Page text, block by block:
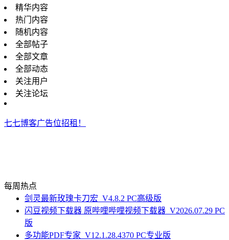
精华内容
热门内容
随机内容
全部帖子
全部文章
全部动态
关注用户
关注论坛
七七博客广告位招租！
每周热点
剑灵最新玫瑰卡刀宏_V4.8.2 PC高级版
闪豆视频下载器 原哔哩哔哩视频下载器_V2026.07.29 PC
版
多功能PDF专家_V12.1.28.4370 PC专业版